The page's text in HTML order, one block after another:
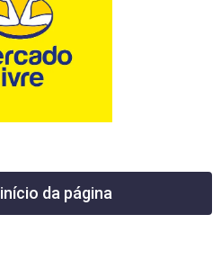
da página